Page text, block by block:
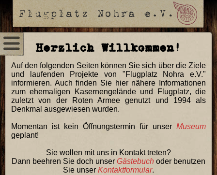
Herzlich Willkommen!
Auf den folgenden Seiten können Sie sich über die Ziele
und laufenden Projekte von "Flugplatz Nohra e.V."
informieren. Auch finden Sie hier nähere Informationen
zum ehemaligen Kasernengelände und Flugplatz, die
zuletzt von der Roten Armee genutzt und 1994 als
Denkmal ausgewiesen wurden.
Momentan ist kein Öffnungstermin für unser Museum
geplant!
Sie wollen mit uns in Kontakt treten?
Dann beehren Sie doch unser Gästebuch oder benutzen
Sie unser Kontaktformular.